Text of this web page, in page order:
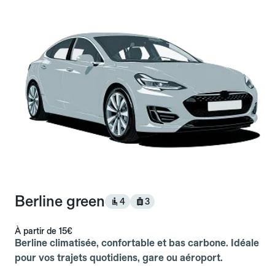
Berline green 4 3
À partir de 15€
Berline climatisée, confortable et bas carbone. Idéale
pour vos trajets quotidiens, gare ou aéroport.